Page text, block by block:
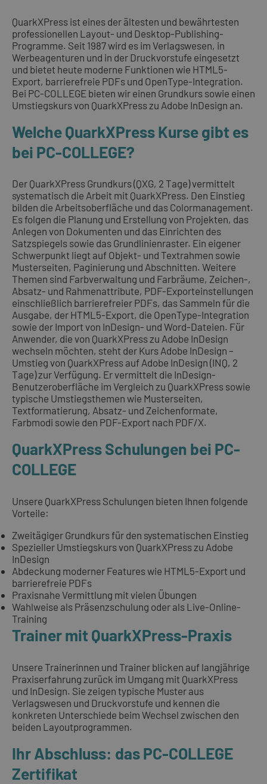
QuarkXPress ist eines der ältesten und bewährtesten
professionellen Layout- und Desktop-Publishing-
Programme. Seit 1987 wird es im Verlagswesen, in
Werbeagenturen und in der Druckvorstufe eingesetzt
und bietet heute moderne Funktionen wie HTML5-
Export, barrierefreie PDFs und OpenType-Integration.
Bei PC-COLLEGE bieten wir einen Grundkurs sowie einen
Umstiegskurs von QuarkXPress zu Adobe InDesign an.
Welche QuarkXPress Kurse gibt es
bei PC-COLLEGE?
Der QuarkXPress Grundkurs (QXG, 2 Tage) vermittelt
systematisch die Arbeit mit QuarkXPress. Den Einstieg
bilden die Arbeitsoberfläche und das Colormanagement.
Es folgen die Planung und Erstellung von Projekten, das
Anlegen von Dokumenten und das Einrichten des
Satzspiegels sowie das Grundlinienraster. Ein eigener
Schwerpunkt liegt auf Objekt- und Textrahmen sowie
Musterseiten, Paginierung und Abschnitten. Weitere
Themen sind Farbverwaltung und Farbräume, Zeichen-,
Absatz- und Rahmenattribute, PDF-Exporteinstellungen
einschließlich barrierefreier PDFs, das Sammeln für die
Ausgabe, der HTML5-Export, die OpenType-Integration
sowie der Import von InDesign- und Word-Dateien. Für
Anwender, die von QuarkXPress zu Adobe InDesign
wechseln möchten, steht der Kurs Adobe InDesign –
Umstieg von QuarkXPress auf Adobe InDesign (INQ, 2
Tage) zur Verfügung. Er vermittelt die InDesign-
Benutzeroberfläche im Vergleich zu QuarkXPress sowie
typische Umstiegsthemen wie Musterseiten,
Textformatierung, Absatz- und Zeichenformate,
Farbmodi sowie den PDF-Export nach PDF/X.
QuarkXPress Schulungen bei PC-
COLLEGE
Unsere QuarkXPress Schulungen bieten Ihnen folgende
Vorteile:
Zweitägiger Grundkurs für den systematischen Einstieg
Spezieller Umstiegskurs von QuarkXPress zu Adobe
InDesign
Abdeckung moderner Features wie HTML5-Export und
barrierefreie PDFs
Praxisnahe Vermittlung mit vielen Übungen
Wahlweise als Präsenzschulung oder als Live-Online-
Training
Trainer mit QuarkXPress-Praxis
Unsere Trainerinnen und Trainer blicken auf langjährige
Praxiserfahrung zurück im Umgang mit QuarkXPress
und InDesign. Sie zeigen typische Muster aus
Verlagswesen und Druckvorstufe und kennen die
konkreten Unterschiede beim Wechsel zwischen den
beiden Layoutprogrammen.
Ihr Abschluss: das PC-COLLEGE
Zertifikat